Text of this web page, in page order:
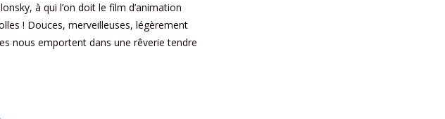
à qui l’on doit le film d’animation
! Douces, merveilleuses, légèrement
nous emportent dans une rêverie tendre